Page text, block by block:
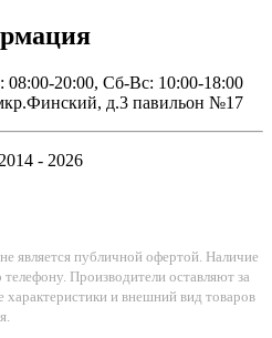
20:00, Сб-Вс: 10:00-18:00
д.3 павильон №17
- 2026
является публичной офертой. Наличие
Производители оставляют за
характеристики и внешний вид товаров